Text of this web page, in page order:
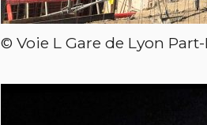
© Voie L Gare de Lyon